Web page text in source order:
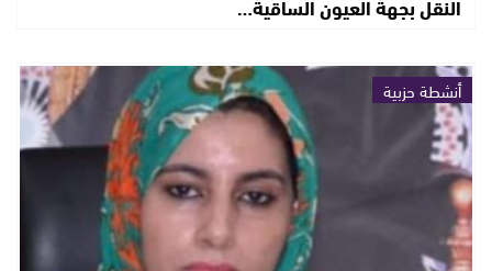
أنشطة حزبية